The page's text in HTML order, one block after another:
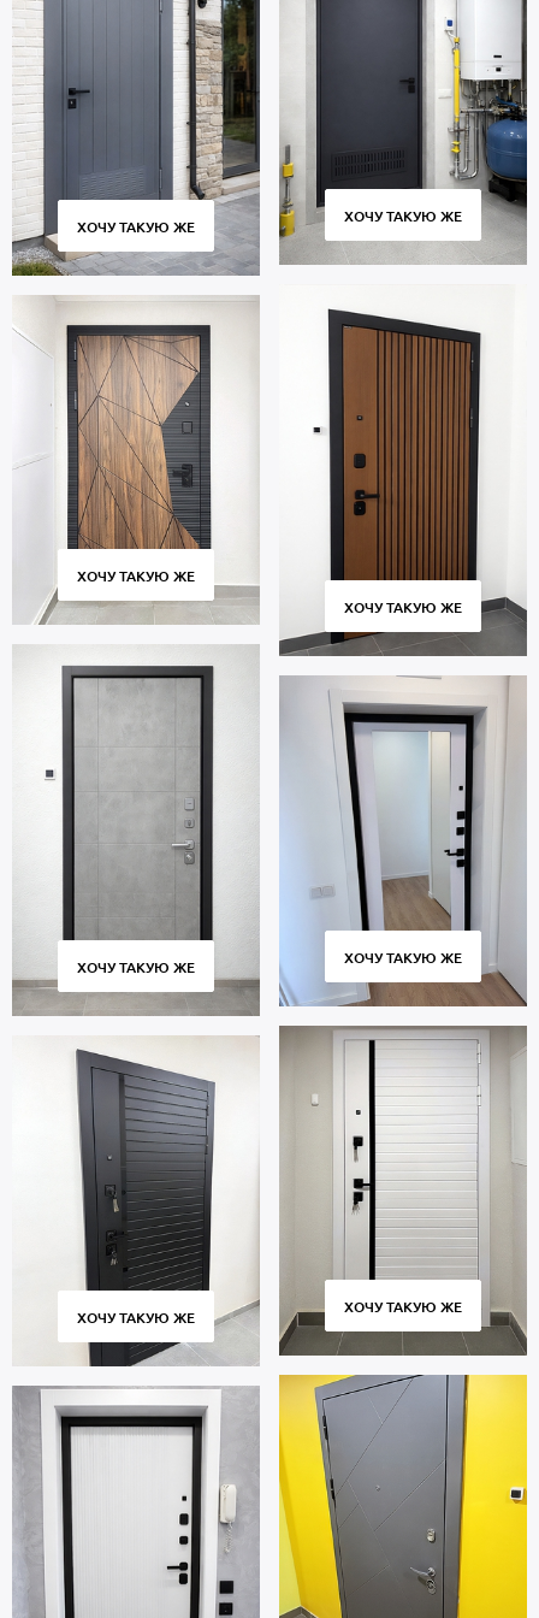
ХОЧУ ТАКУЮ ЖЕ
ХОЧУ ТАКУЮ ЖЕ
ХОЧУ ТАКУЮ ЖЕ
ХОЧУ ТАКУЮ ЖЕ
ХОЧУ ТАКУЮ ЖЕ
ХОЧУ ТАКУЮ ЖЕ
ХОЧУ ТАКУЮ ЖЕ
ХОЧУ ТАКУЮ ЖЕ